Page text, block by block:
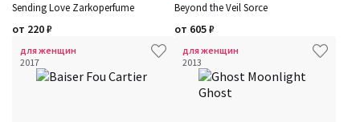
Sending Love Zarkoperfume
от 220₽
Beyond the Veil Sorce
от 605₽
для женщин
2017
для женщин
2013